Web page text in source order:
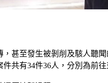
甚至發生被剝削及駭人聽
共有34件36人，分別為前